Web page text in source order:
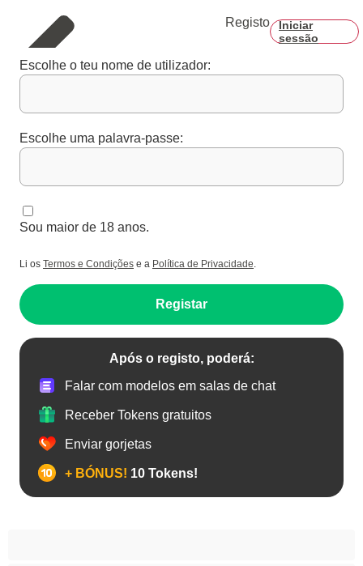
Registo
Iniciar
sessão
Escolhe o teu nome de utilizador:
Escolhe uma palavra-passe:
Sou maior de 18 anos.
Li os Termos e Condições e a Política de Privacidade.
Registar
Após o registo, poderá:
Falar com modelos em salas de chat
Receber Tokens gratuitos
Enviar gorjetas
+ BÓNUS! 10 Tokens!